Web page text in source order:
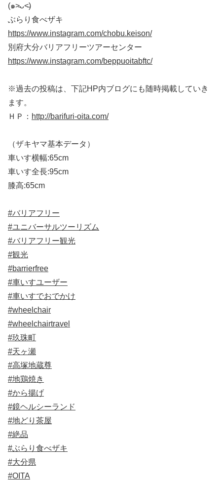
(๑˃̵ᴗ˂̵)
ぶらり食べザキ
https://www.instagram.com/chobu.keison/
別府大分バリアフリーツアーセンター
https://www.instagram.com/beppuoitabftc/
※過去の投稿は、下記HP内ブログにも随時掲載していき
ます。
ＨＰ： http://barifuri-oita.com/
（ザキヤマ基本データ）
車いす横幅:65cm
車いす全長:95cm
膝高:65cm
#バリアフリー
#ユニバーサルツーリズム
#バリアフリー観光
#観光
#barrierfree
#車いすユーザー
#車いすでおでかけ
#wheelchair
#wheelchairtravel
#玖珠町
#天ヶ瀬
#高塚地蔵尊
#地鶏焼き
#から揚げ
#鏡ヘルシーランド
#地どり茶屋
#絶品
#ぶらり食べザキ
#大分県
#OITA